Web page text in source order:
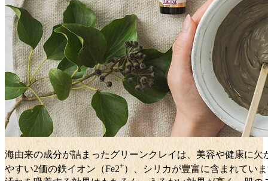
海由来の成分が詰まったグリーンクレイは、美容や健康に
やすい2価の鉄イオン（Fe2+）、シリカが豊富に含まれてい